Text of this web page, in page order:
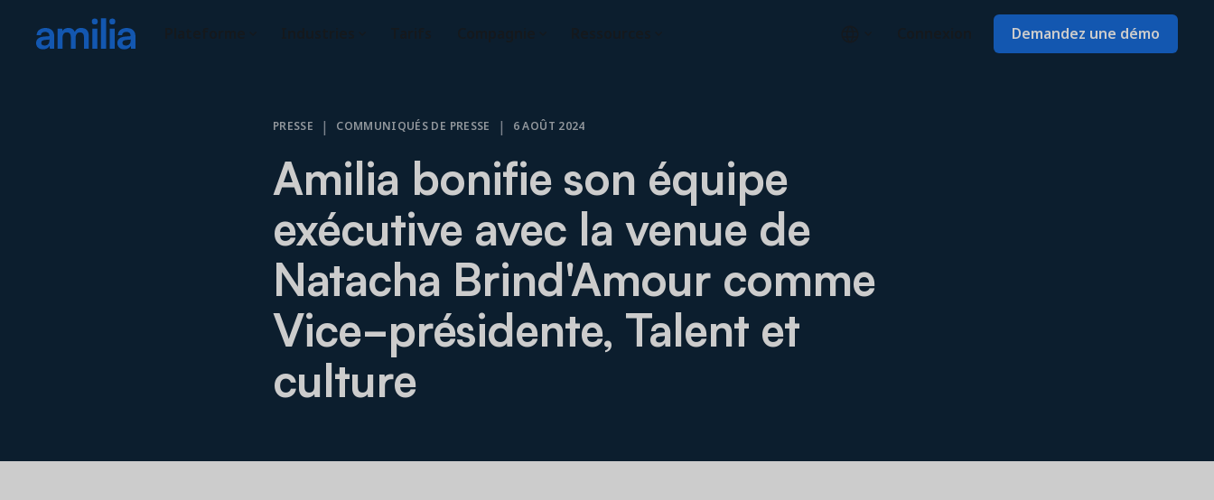
Demandez une démo
PRESSE | COMMUNIQUÉS DE PRESSE | 6 AOÛT 2024
Amilia bonifie son équipe
exécutive avec la venue de
Natacha Brind'Amour comme
Vice-présidente, Talent et
culture